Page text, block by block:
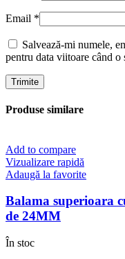
Email *
Salvează-mi numele,
pentru data viitoare când o
Produse similare
Add to compare
Vizualizare rapidă
Adaugă la favorite
Balama superioara
de 24MM
În stoc